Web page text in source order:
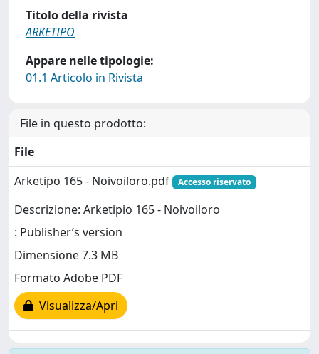
Titolo della rivista
ARKETIPO
Appare nelle tipologie:
01.1 Articolo in Rivista
File in questo prodotto:
File
Arketipo 165 - Noivoiloro.pdf
Accesso riservato
Descrizione: Arketipio 165 - Noivoiloro
: Publisher’s version
Dimensione 7.3 MB
Formato Adobe PDF
Visualizza/Apri